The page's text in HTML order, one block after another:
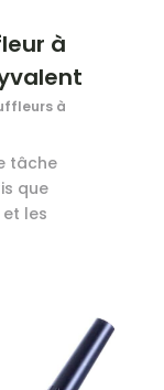
à
à
tâche
que
les